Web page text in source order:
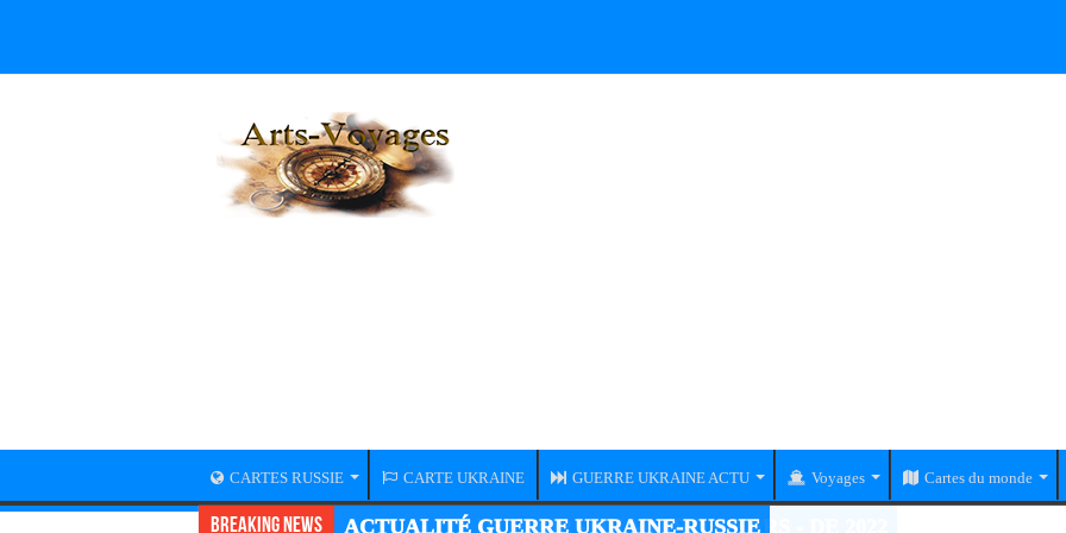
CARTES RUSSIE CARTE UKRAINE GUERRE UKRAINE ACTU Voyages Cartes du monde
Breaking News ACTUALITÉ GUERRE UKRAINE-RUSSIE